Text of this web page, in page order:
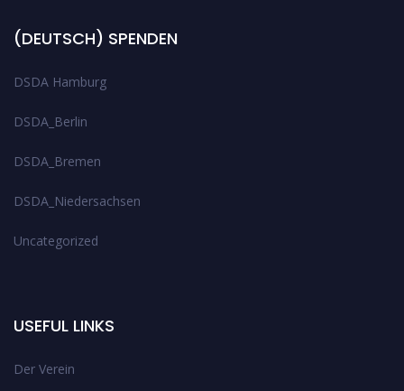
(DEUTSCH) SPENDEN
DSDA Hamburg
DSDA_Berlin
DSDA_Bremen
DSDA_Niedersachsen
Uncategorized
USEFUL LINKS
Der Verein